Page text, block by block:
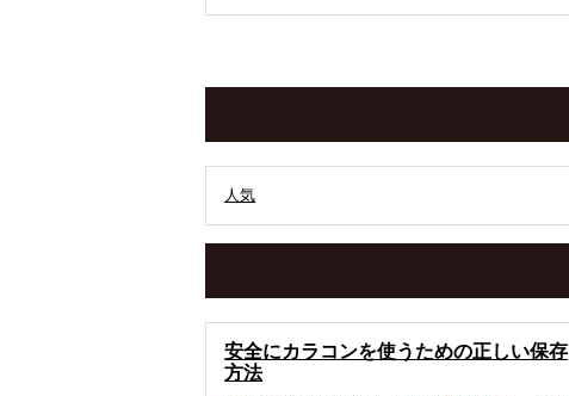
人気
安全にカラコンを使うための正しい保存
方法